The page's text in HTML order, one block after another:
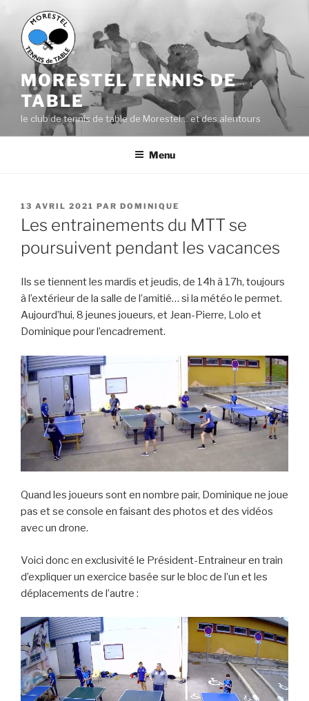
contenu
principal
MORESTEL TENNIS DE
TABLE
le club de tennis de table de Morestel… et des alentours
Menu
PUBLIÉ
LE
13 AVRIL 2021 PAR DOMINIQUE
Les entrainements du MTT se
poursuivent pendant les vacances
Ils se tiennent les mardis et jeudis, de 14h à 17h, toujours
à l’extérieur de la salle de l’amitié… si la météo le permet.
Aujourd’hui, 8 jeunes joueurs, et Jean-Pierre, Lolo et
Dominique pour l’encadrement.
Quand les joueurs sont en nombre pair, Dominique ne joue
pas et se console en faisant des photos et des vidéos
avec un drone.
Voici donc en exclusivité le Président-Entraineur en train
d’expliquer un exercice basée sur le bloc de l’un et les
déplacements de l’autre :